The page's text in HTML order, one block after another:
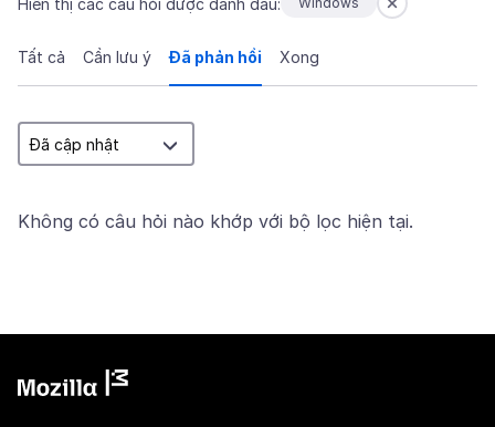
Hiển thị các câu hỏi được đánh dấu:
Tất cả Cần lưu ý Đã phản hồi Xong
Không có câu hỏi nào khớp với bộ lọc hiện tại.